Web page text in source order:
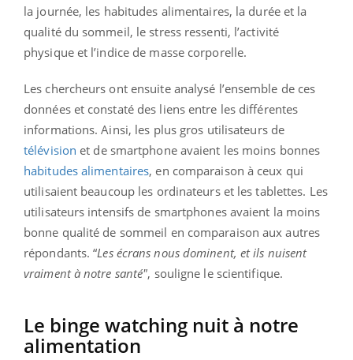
la journée, les habitudes alimentaires, la durée et la
qualité du sommeil, le stress ressenti, l’activité
physique et l’indice de masse corporelle.
Les chercheurs ont ensuite analysé l’ensemble de ces
données et constaté des liens entre les différentes
informations. Ainsi, les plus gros utilisateurs de
télévision et de smartphone avaient les moins bonnes
habitudes alimentaires, en comparaison à ceux qui
utilisaient beaucoup les ordinateurs et les tablettes. Les
utilisateurs intensifs de smartphones avaient la moins
bonne qualité de sommeil en comparaison aux autres
répondants. “Les écrans nous dominent, et ils nuisent
vraiment à notre santé", souligne le scientifique.
Le binge watching nuit à notre
alimentation